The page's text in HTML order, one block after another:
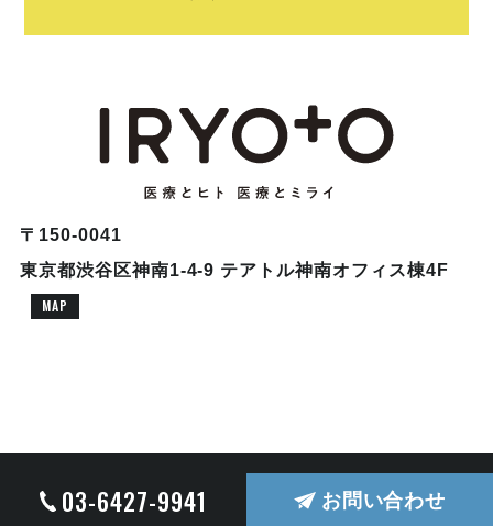
〒150-0041
東京都渋谷区神南1-4-9 テアトル神南オフィス棟4F
MAP
© COPYRIGHT 2026 株式会社ドクターブリッジ ALL RIGHTS RESERVED.
03-6427-9941 お問い合わせ